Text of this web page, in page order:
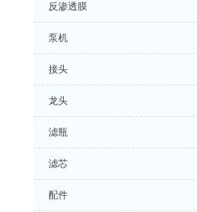
反渗透膜
泵机
接头
龙头
滤瓶
滤芯
配件